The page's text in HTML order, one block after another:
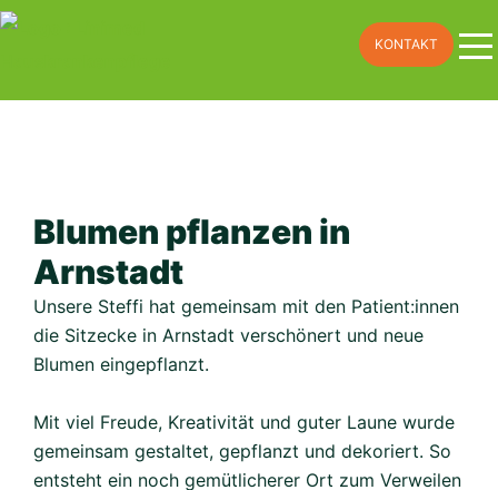
Skip
KONTAKT
Blumen pflanzen in
Arnstadt
Unsere Steffi hat gemeinsam mit den Patient:innen
die Sitzecke in Arnstadt verschönert und neue
Blumen eingepflanzt.
Mit viel Freude, Kreativität und guter Laune wurde
gemeinsam gestaltet, gepflanzt und dekoriert. So
entsteht ein noch gemütlicherer Ort zum Verweilen